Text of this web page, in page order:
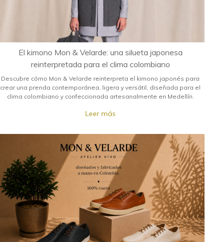
El kimono Mon & Velarde: una silueta japonesa
reinterpretada para el clima colombiano
Descubre cómo Mon & Velarde reinterpreta el kimono japonés para
crear una prenda contemporánea, ligera y versátil, diseñada para el
clima colombiano y confeccionada artesanalmente en Medellín.
Leer más